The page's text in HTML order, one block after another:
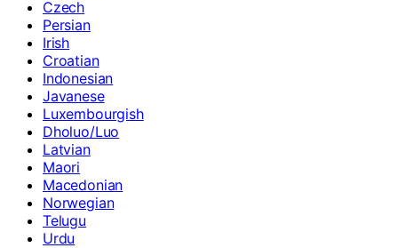
Czech
Persian
Irish
Croatian
Indonesian
Javanese
Luxembourgish
Dholuo/Luo
Latvian
Maori
Macedonian
Norwegian
Telugu
Urdu